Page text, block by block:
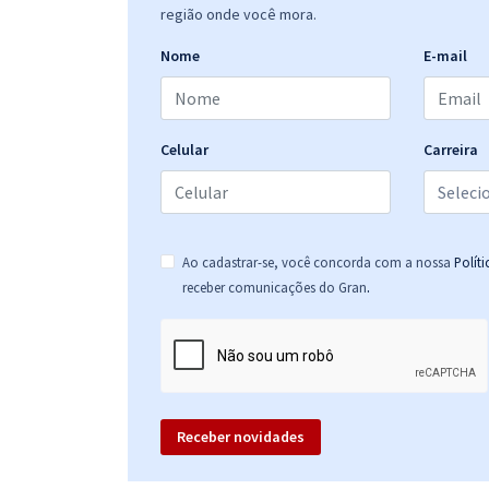
Comercial
Correios - Empresa Brasileira de Correios e
Telégrafos - Nível Médio: Agente de Correios -
região onde você mora.
Nome E-mail
Celular Carreira
Ao cadastrar-se, você concorda com a nossa
receber comunicações do Gran.
Receber novidades